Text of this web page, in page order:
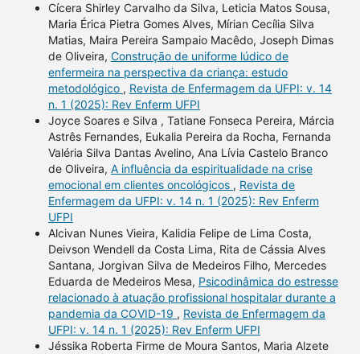
Cícera Shirley Carvalho da Silva, Leticia Matos Sousa,
Maria Érica Pietra Gomes Alves, Mírian Cecília Silva
Matias, Maira Pereira Sampaio Macêdo, Joseph Dimas
de Oliveira, Construção de uniforme lúdico de
enfermeira na perspectiva da criança: estudo
metodológico , Revista de Enfermagem da UFPI: v. 14
n. 1 (2025): Rev Enferm UFPI
Joyce Soares e Silva , Tatiane Fonseca Pereira, Márcia
Astrês Fernandes, Eukalia Pereira da Rocha, Fernanda
Valéria Silva Dantas Avelino, Ana Lívia Castelo Branco
de Oliveira, A influência da espiritualidade na crise
emocional em clientes oncológicos , Revista de
Enfermagem da UFPI: v. 14 n. 1 (2025): Rev Enferm
UFPI
Alcivan Nunes Vieira, Kalidia Felipe de Lima Costa,
Deivson Wendell da Costa Lima, Rita de Cássia Alves
Santana, Jorgivan Silva de Medeiros Filho, Mercedes
Eduarda de Medeiros Mesa, Psicodinâmica do estresse
relacionado à atuação profissional hospitalar durante a
pandemia da COVID-19 , Revista de Enfermagem da
UFPI: v. 14 n. 1 (2025): Rev Enferm UFPI
Jéssika Roberta Firme de Moura Santos, Maria Alzete